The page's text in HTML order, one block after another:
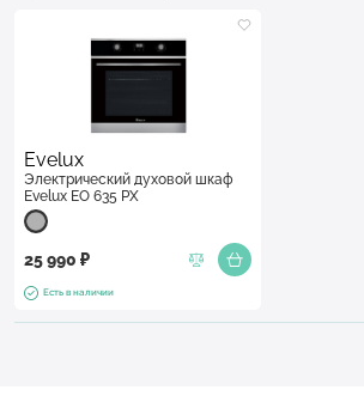
Evelux
Электрический духовой шкаф
Evelux EO 635 PX
25 990 ₽
Есть в наличии